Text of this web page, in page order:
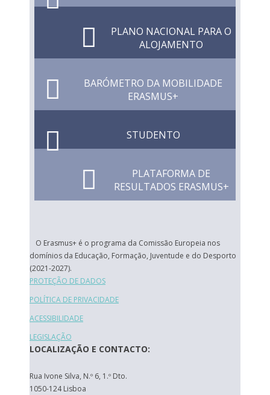
PLANO NACIONAL PARA O
ALOJAMENTO
BARÓMETRO DA MOBILIDADE
ERASMUS+
STUDENTO
PLATAFORMA DE
RESULTADOS ERASMUS+
O Erasmus+ é o programa da Comissão Europeia nos
domínios da Educação, Formação, Juventude e do Desporto
(2021-2027).
PROTEÇÃO DE DADOS
POLÍTICA DE PRIVACIDADE
ACESSIBILIDADE
LEGISLAÇÃO
LOCALIZAÇÃO E CONTACTO:
Rua Ivone Silva, N.º 6, 1.º Dto.
1050-124 Lisboa